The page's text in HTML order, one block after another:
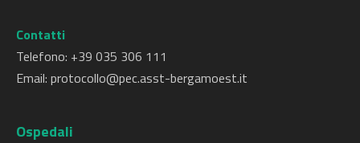
Contatti
Telefono: +39 035 306 111
Email: protocollo@pec.asst-bergamoest.it
Ospedali